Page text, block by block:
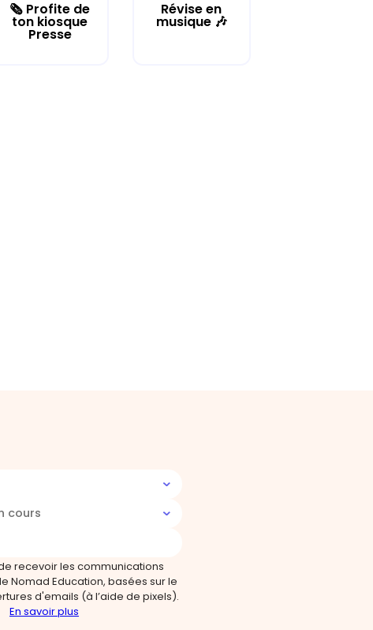
🗞️ Profite de
ton kiosque
Presse
Révise en
musique 🎶
cours
recevoir les communications
Nomad Education, basées sur le
d'emails (à l’aide de pixels).
En savoir plus